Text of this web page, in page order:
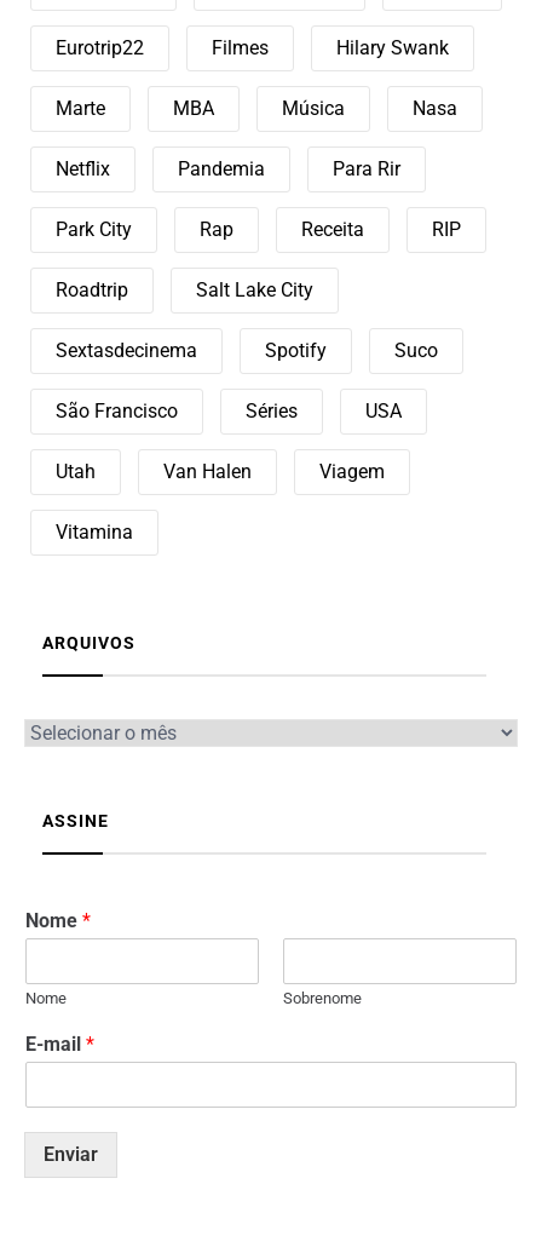
Eurotrip22 Filmes Hilary Swank
Marte MBA Música Nasa
Netflix Pandemia Para Rir
Park City Rap Receita RIP
Roadtrip Salt Lake City
Sextasdecinema Spotify Suco
São Francisco Séries USA
Utah Van Halen Viagem
Vitamina
ARQUIVOS
ASSINE
Nome *
Nome Sobrenome
E-mail *
Enviar